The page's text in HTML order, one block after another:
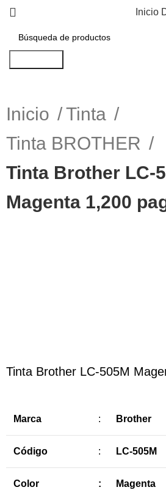
Inicio
Inicio
Tinta
Tinta BROTHER
Tinta Brother LC-
Magenta 1,200
Tinta Brother LC-505M
Marca : Brother
Código : LC-505M
Color : Magenta